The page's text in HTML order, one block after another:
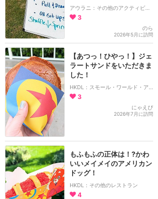
アウラニ：その他のアクティビティ
3
のら
2026年5月に訪問
【あつっ！ひやっ！】ジェ
ラートサンドをいただきま
した！
HKDL：スモール・ワールド・アイスクリーム
3
にゃえぴ
2026年7月に訪問
もふもふの正体は！?かわ
いいメイメイのアメリカン
ドッグ！
HKDL：その他のレストラン
4